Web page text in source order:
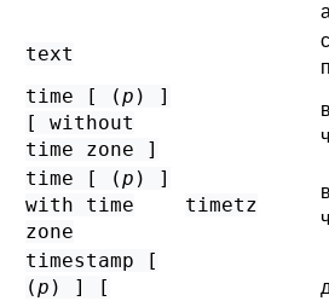
text
time [ (p ) ]
[ without
time zone ]
time [ (p ) ]
with time
zone
timetz
timestamp [
(p ) ] [